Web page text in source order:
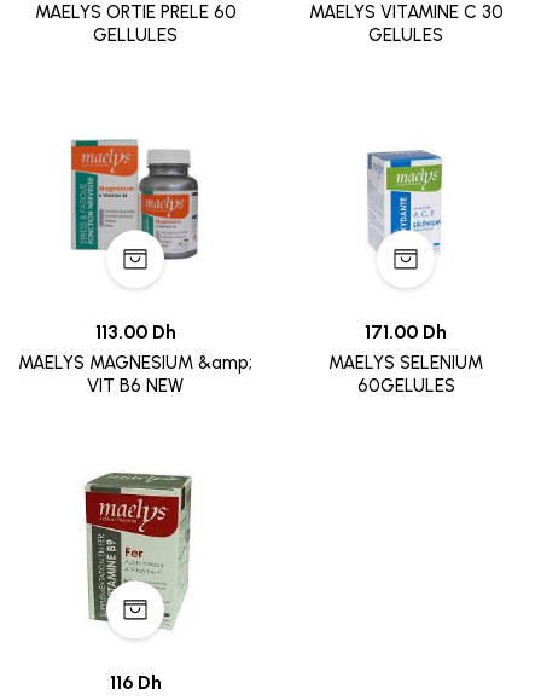
MAELYS ORTIE PRELE 60
GELLULES
MAELYS VITAMINE C 30
GELULES
113.00 Dh
MAELYS MAGNESIUM &amp;
VIT B6 NEW
171.00 Dh
MAELYS SELENIUM
60GELULES
116 Dh